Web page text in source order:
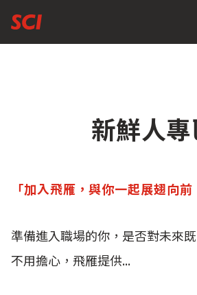
新鮮人
「加入飛雁，與你一起展翅向前
準備進入職場的你，是否對未來
不用擔心，飛雁提供...